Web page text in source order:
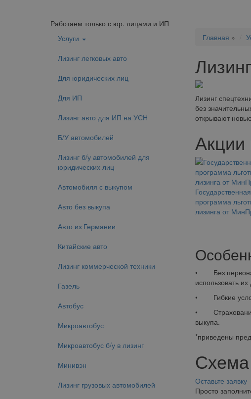
Работаем только с юр. лицами и ИП
Услуги
Лизинг легковых авто
Для юридических лиц
Для ИП
Лизинг авто для ИП на УСН
Б/У автомобилей
Лизинг б/у автомобилей для
юридических лиц
Автомобиля с выкупом
Авто без выкупа
Авто из Германии
Китайские авто
Лизинг коммерческой техники
Газель
Автобус
Микроавтобус
Микроавтобус б/у в лизинг
Минивэн
Лизинг грузовых автомобилей
Главная »
Лизинг
без
открывают
Акции
Государственная
программа
лизинга от
• Без
использовать
• Гибкие
• Страхование
выкупа.
*приведены
Оставьте заявку
Просто